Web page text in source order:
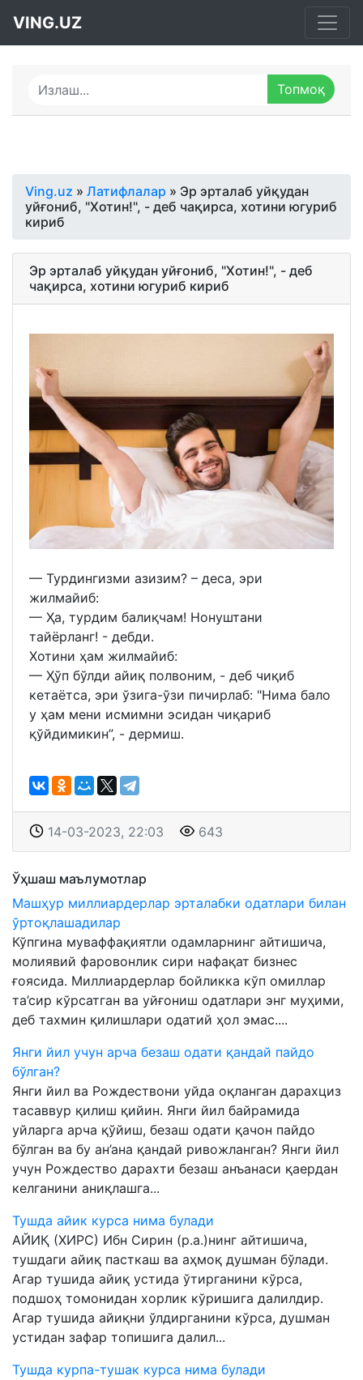
VING.UZ
Ving.uz » Латифлалар » Эр эрталаб уйқудан
уйғониб, "Хотин!", - деб чақирса, хотини югуриб
кириб
Эр эрталаб уйқудан уйғониб, "Хотин!", - деб
чақирса, хотини югуриб кириб
— Турдингизми азизим? – деса, эри
жилмайиб:
— Ҳа, турдим балиқчам! Нонуштани
тайёрланг! - дебди.
Хотини ҳам жилмайиб:
— Ҳўп бўлди айиқ полвоним, - деб чиқиб
кетаётса, эри ўзига-ўзи пичирлаб: "Нима бало
у ҳам мени исмимни эсидан чиқариб
қўйдимикин”, - дермиш.
14-03-2023, 22:03 643
Ўҳшаш маълумотлар
Машҳур миллиардерлар эрталабки одатлари билан
ўртоқлашадилар
Кўпгина муваффақиятли одамларнинг айтишича,
молиявий фаровонлик сири нафақат бизнес
ғоясида. Миллиардерлар бойликка кўп омиллар
та’сир кўрсатган ва уйғониш одатлари энг муҳими,
деб тахмин қилишлари одатий ҳол эмас....
Янги йил учун арча безаш одати қандай пайдо
бўлган?
Янги йил ва Рождествони уйда оқланган дарахциз
тасаввур қилиш қийин. Янги йил байрамида
уйларга арча қўйиш, безаш одати қачон пайдо
бўлган ва бу ан’ана қандай ривожланган? Янги йил
учун Рождество дарахти безаш анъанаси қаердан
келганини аниқлашга...
Тушда айик курса нима булади
АЙИҚ (ХИРС) Ибн Сирин (р.а.)нинг айтишича,
тушдаги айиқ пасткаш ва аҳмоқ душман бўлади.
Агар тушида айиқ устида ўтирганини кўрса,
подшоҳ томонидан хорлик кўришига далилдир.
Агар тушида айиқни ўлдирганини кўрса, душман
устидан зафар топишига далил...
Тушда курпа-тушак курса нима булади